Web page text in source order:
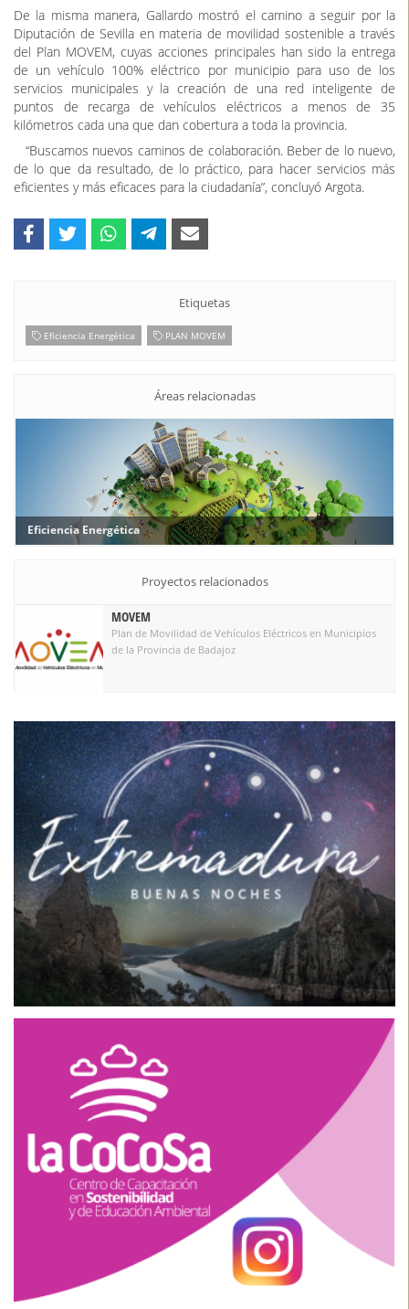
De la misma manera, Gallardo mostró el camino a seguir por la
Diputación de Sevilla en materia de movilidad sostenible a través
del Plan MOVEM, cuyas acciones principales han sido la entrega
de un vehículo 100% eléctrico por municipio para uso de los
servicios municipales y la creación de una red inteligente de
puntos de recarga de vehículos eléctricos a menos de 35
kilómetros cada una que dan cobertura a toda la provincia.
“Buscamos nuevos caminos de colaboración. Beber de lo nuevo,
de lo que da resultado, de lo práctico, para hacer servicios más
eficientes y más eficaces para la ciudadanía”, concluyó Argota.
Etiquetas
Eficiencia Energética PLAN MOVEM
Áreas relacionadas
Eficiencia Energética
Proyectos relacionados
MOVEM
Plan de Movilidad de Vehículos Eléctricos en Municipios
de la Provincia de Badajoz